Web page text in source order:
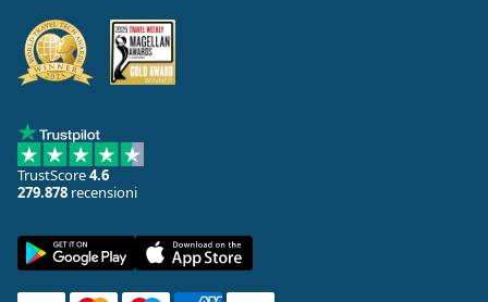
TrustScore4.6
279.878 recensioni